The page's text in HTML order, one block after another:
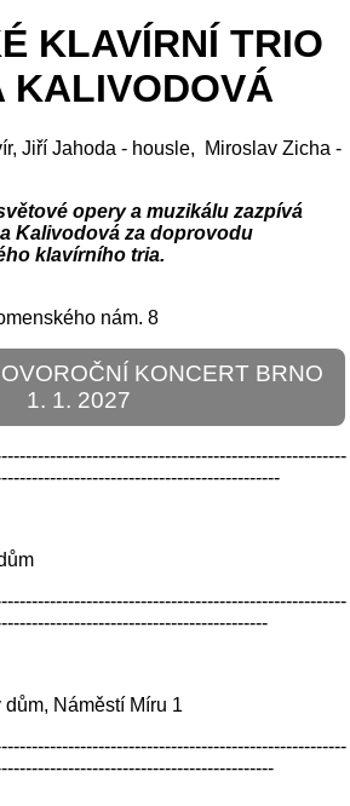
KLAVÍRNÍ TRIO
KALIVODOVÁ
Jiří Jahoda - housle, Miroslav Zicha -
opery a muzikálu zazpívá
Kalivodová za doprovodu
klavírního tria.
nám. 8
KONCERT BRNO
1. 1. 2027
dům, Náměstí Míru 1